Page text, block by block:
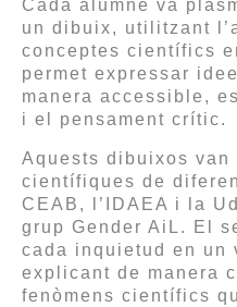
Cada alumne va
un dibuix, utilitzant
conceptes científics
permet expressar
manera accessible,
i el pensament crític.
Aquests dibuixos
científiques de
CEAB, l’IDAEA i la
grup Gender AiL. El
cada inquietud en un
explicant de manera
fenòmens científics